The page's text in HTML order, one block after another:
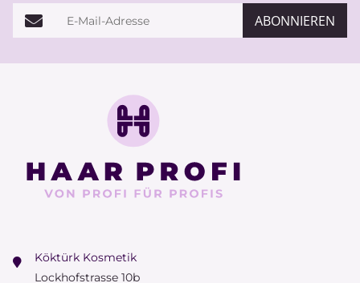
E-Mail-Adresse ABONNIEREN
Köktürk Kosmetik
Lockhofstrasse 10b